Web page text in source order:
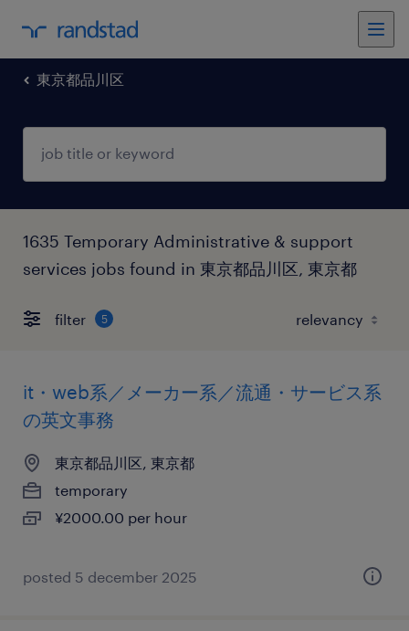
東京都品川区
1635 Temporary Administrative & support
services jobs found in 東京都品川区, 東京都
filter 5
it・web系／メーカー系／流通・サービス系
の英文事務
東京都品川区, 東京都
temporary
¥2000.00 per hour
posted 5 december 2025